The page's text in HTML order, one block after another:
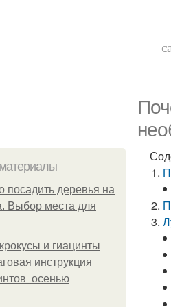
посадить деревья на
Выбор места для
и гиацинты
инструкция
осенью